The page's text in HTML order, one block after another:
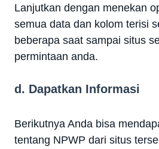
Lanjutkan dengan menekan
semua data dan kolom terisi
beberapa saat sampai situs
permintaan anda.
d. Dapatkan Informasi
Berikutnya Anda bisa
tentang NPWP dari situs